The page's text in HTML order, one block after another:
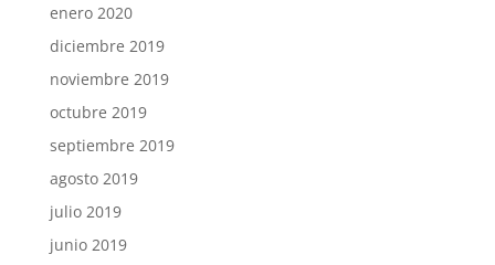
enero 2020
diciembre 2019
noviembre 2019
octubre 2019
septiembre 2019
agosto 2019
julio 2019
junio 2019